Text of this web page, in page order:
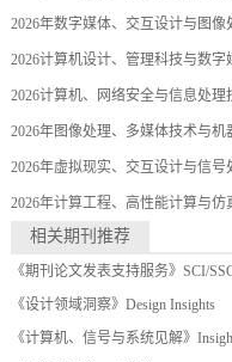
2026年数字媒体、交互设计与图像
2026计算机设计、管理科技与数字
2026计算机、网络安全与信息处理
2026年图像处理、多媒体技术与机
2026年虚拟现实、交互设计与信号
2026年计算工程、高性能计算与仿
相关期刊推荐
《期刊论文发表支持服务》SCI/
《设计领域洞察》Design Insights
《计算机、信号与系统见解》